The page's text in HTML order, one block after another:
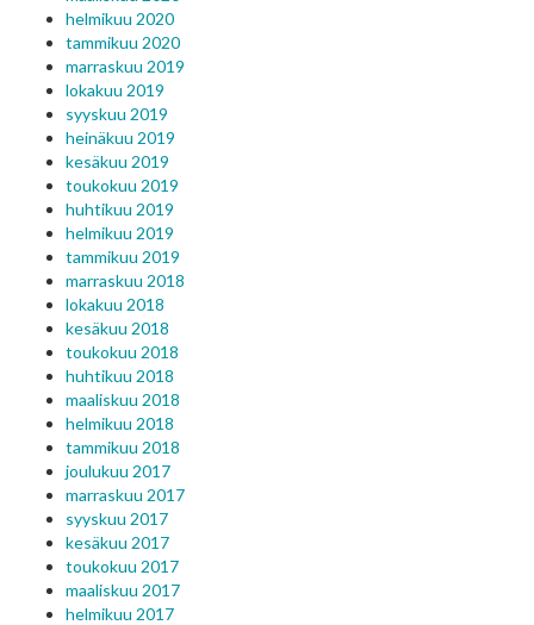
helmikuu 2020
tammikuu 2020
marraskuu 2019
lokakuu 2019
syyskuu 2019
heinäkuu 2019
kesäkuu 2019
toukokuu 2019
huhtikuu 2019
helmikuu 2019
tammikuu 2019
marraskuu 2018
lokakuu 2018
kesäkuu 2018
toukokuu 2018
huhtikuu 2018
maaliskuu 2018
helmikuu 2018
tammikuu 2018
joulukuu 2017
marraskuu 2017
syyskuu 2017
kesäkuu 2017
toukokuu 2017
maaliskuu 2017
helmikuu 2017